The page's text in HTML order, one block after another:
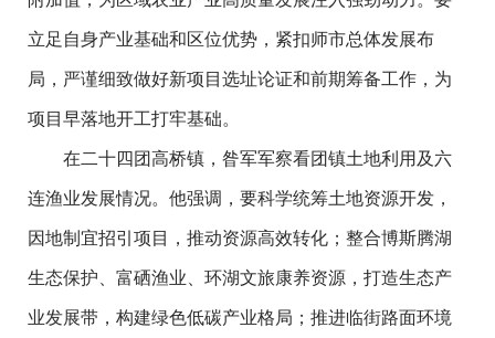
立足自身产业基础和区位优势，紧扣师市总体发展布
局，严谨细致做好新项目选址论证和前期筹备工作，为
项目早落地开工打牢基础。
在二十四团高桥镇，昝军军察看团镇土地利用及六
连渔业发展情况。他强调，要科学统筹土地资源开发，
因地制宜招引项目，推动资源高效转化；整合博斯腾湖
生态保护、富硒渔业、环湖文旅康养资源，打造生态产
业发展带，构建绿色低碳产业格局；推进临街路面环境